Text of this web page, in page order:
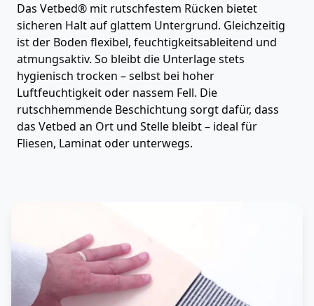
Das Vetbed® mit rutschfestem Rücken bietet
sicheren Halt auf glattem Untergrund. Gleichzeitig
ist der Boden flexibel, feuchtigkeitsableitend und
atmungsaktiv. So bleibt die Unterlage stets
hygienisch trocken – selbst bei hoher
Luftfeuchtigkeit oder nassem Fell. Die
rutschhemmende Beschichtung sorgt dafür, dass
das Vetbed an Ort und Stelle bleibt – ideal für
Fliesen, Laminat oder unterwegs.